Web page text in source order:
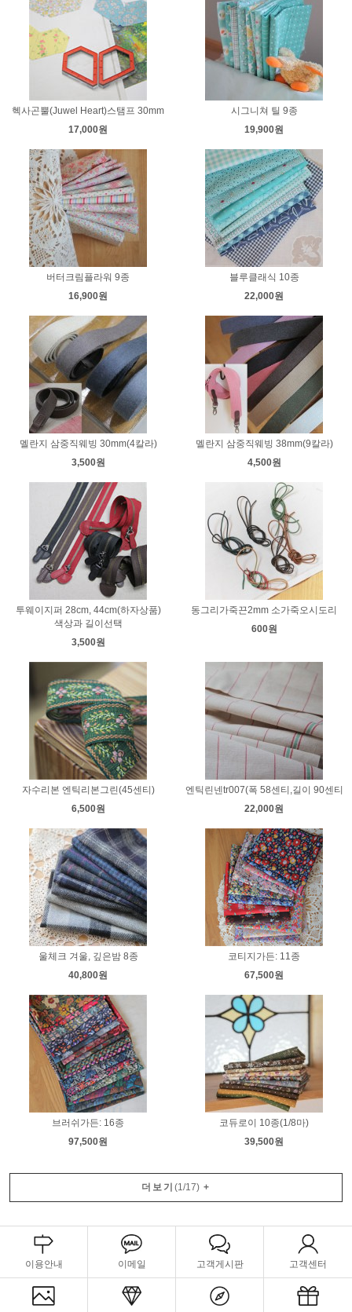
헥사곤뿔(Juwel Heart)스탬프 30mm
17,000원
시그니쳐 틸 9종
19,900원
버터크림플라워 9종
16,900원
블루클래식 10종
22,000원
멜란지 삼중직웨빙 30mm(4칼라)
3,500원
멜란지 삼중직웨빙 38mm(9칼라)
4,500원
투웨이지퍼 28cm, 44cm(하자상품)
색상과 길이선택
3,500원
동그리가죽끈2mm 소가죽오시도리
600원
자수리본 엔틱리본그린(45센티)
6,500원
엔틱린넨tr007(폭 58센티,길이 90센티
22,000원
울체크 겨울, 깊은밤 8종
40,800원
코티지가든: 11종
67,500원
브러쉬가든: 16종
97,500원
코듀로이 10종(1/8마)
39,500원
더보기 (1 /17) +
이용안내 이메일 고객게시판 고객센터